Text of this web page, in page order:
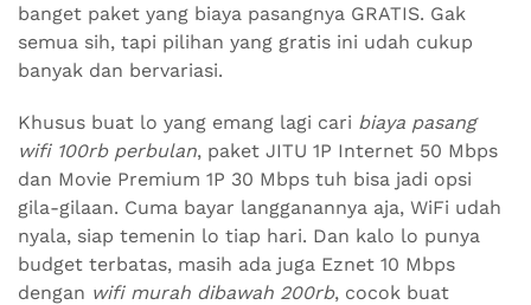
banget paket yang biaya pasangnya GRATIS. Gak
semua sih, tapi pilihan yang gratis ini udah cukup
banyak dan bervariasi.
Khusus buat lo yang emang lagi cari biaya pasang
wifi 100rb perbulan, paket JITU 1P Internet 50 Mbps
dan Movie Premium 1P 30 Mbps tuh bisa jadi opsi
gila-gilaan. Cuma bayar langganannya aja, WiFi udah
nyala, siap temenin lo tiap hari. Dan kalo lo punya
budget terbatas, masih ada juga Eznet 10 Mbps
dengan wifi murah dibawah 200rb, cocok buat